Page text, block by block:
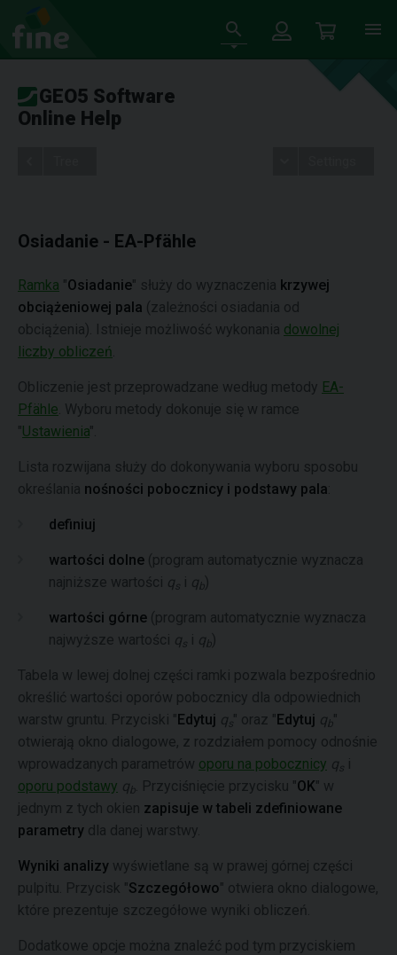
GEO5 Software
Online Help
Osiadanie - EA-Pfähle
Ramka "Osiadanie" służy do wyznaczenia krzywej
obciążeniowej pala (zależności osiadania od
obciążenia). Istnieje możliwość wykonania dowolnej
liczby obliczeń
Obliczenie jest przeprowadzane według metody EA-
Pfähle . Wyboru metody dokonuje się w ramce
"Ustawienia".
Lista rozwijana służy do dokonywania wyboru sposobu
określania nośności pobocznicy i podstawy pala
definiuj
wartości dolne (program automatycznie wyznacza
najniższe wartości qs i qb)
wartości górne (program automatycznie wyznacza
najwyższe wartości qs i qb)
Tabela w lewej dolnej części ramki pozwala bezpośrednio
określić wartości oporów pobocznicy dla odpowiednich
warstw gruntu. Przyciski "Edytuj qs" oraz "Edytuj qb"
otwierają okno dialogowe, z rozdziałem pomocy odnośnie
wprowadzanych parametrów oporu na pobocznicy qs i
oporu podstawy qb . Przyciśnięcie przycisku "OK" w
jednym z tych okien zapisuje w tabeli zdefiniowane
parametry dla danej warstwy.
Wyniki analizy wyświetlane są w prawej górnej części
pulpitu. Przycisk "Szczegółowo" otwiera okno dialogowe,
które prezentuje szczegółowe wyniki obliczeń.
Dodatkowe opcje można znaleźć pod tym przyciskiem